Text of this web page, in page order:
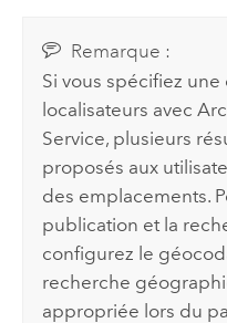
Remarque :
Si vous spécifiez
localisateurs avec
Service, plusieurs
proposés aux
des emplacements.
publication et la
configurez le
recherche
appropriée lors du